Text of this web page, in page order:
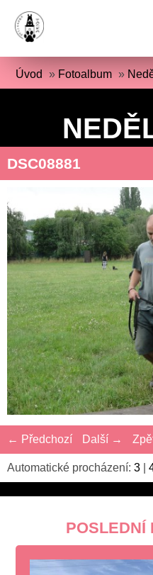
Úvod » Fotoalbum »
DSC08881
← Předchozí Další →
Automatické procházení: 3
POSLEDNÍ